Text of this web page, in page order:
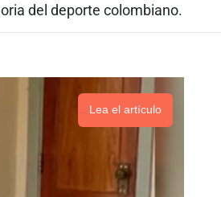
del deporte colombiano.
Lea el artículo